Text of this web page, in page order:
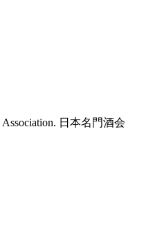
Association. 日本名門酒会